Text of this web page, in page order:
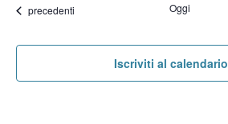
data.
Eventi
precedenti Oggi
Iscriviti al calendario